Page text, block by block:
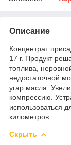
Описание
Концентрат
17 г. Продукт
топлива,
недостаточной
угар масла.
компрессию.
использоваться
километров.
Скрыть